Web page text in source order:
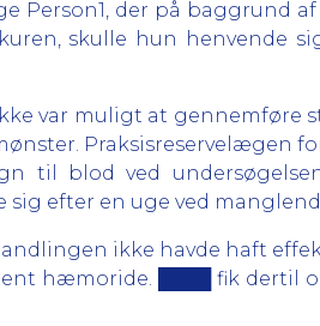
Person1, der på baggrund
skulle hun henvende
var muligt at
Praksisreservelægen
blod ved
efter en uge ved
ikke havde haft
hæmoride. ████ fik dertil